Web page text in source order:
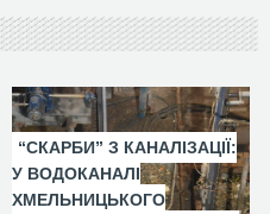
“СКАРБИ” З КАНАЛІЗАЦІЇ:
У ВОДОКАНАЛІ
ХМЕЛЬНИЦЬКОГО